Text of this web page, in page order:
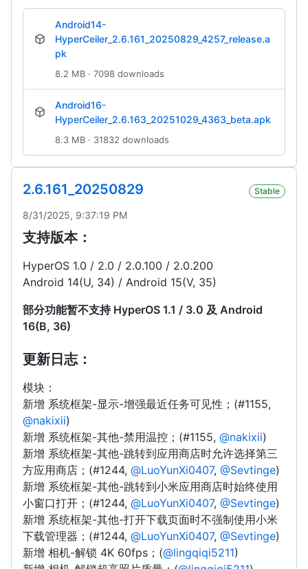
Android14-
HyperCeiler_2.6.161_20250829_4257_release.a
pk
8.2 MB · 7098 downloads
Android16-
HyperCeiler_2.6.163_20251029_4363_beta.apk
8.3 MB · 31832 downloads
2.6.161_20250829 Stable
8/31/2025, 9:37:19 PM
支持版本：
HyperOS 1.0 / 2.0 / 2.0.100 / 2.0.200
Android 14(U, 34) / Android 15(V, 35)
部分功能暂不支持 HyperOS 1.1 / 3.0 及 Android
16(B, 36)
更新日志：
模块：
新增 系统框架-显示-增强最近任务可见性；(#1155,
@nakixii)
新增 系统框架-其他-禁用温控；(#1155, @nakixii)
新增 系统框架-其他-跳转到应用商店时允许选择第三
方应用商店；(#1244, @LuoYunXi0407, @Sevtinge)
新增 系统框架-其他-跳转到小米应用商店时始终使用
小窗口打开；(#1244, @LuoYunXi0407, @Sevtinge)
新增 系统框架-其他-打开下载页面时不强制使用小米
下载管理器；(#1244, @LuoYunXi0407, @Sevtinge)
新增 相机-解锁 4K 60fps；(@lingqiqi5211)